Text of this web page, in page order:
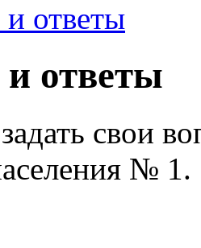
ответы
ответы
свои
№ 1.